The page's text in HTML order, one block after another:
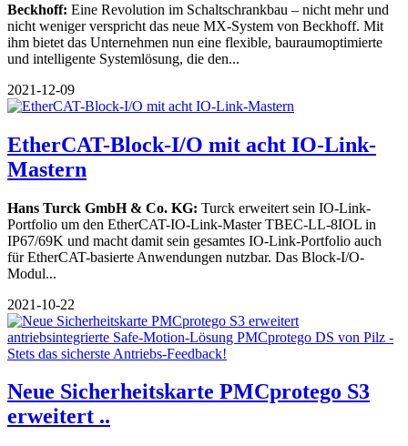
Beckhoff: Eine Revolution im Schaltschrankbau – nicht mehr und
nicht weniger verspricht das neue MX-System von Beckhoff. Mit
ihm bietet das Unternehmen nun eine flexible, bauraumoptimierte
und intelligente Systemlösung, die den...
2021-12-09
EtherCAT-Block-I/O mit acht IO-Link-
Mastern
Hans Turck GmbH & Co. KG: Turck erweitert sein IO-Link-
Portfolio um den EtherCAT-IO-Link-Master TBEC-LL-8IOL in
IP67/69K und macht damit sein gesamtes IO-Link-Portfolio auch
für EtherCAT-basierte Anwendungen nutzbar. Das Block-I/O-
Modul...
2021-10-22
Neue Sicherheitskarte PMCprotego S3
erweitert ..